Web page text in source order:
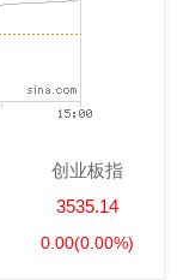
创业板指
3535.14
0.00(0.00%)